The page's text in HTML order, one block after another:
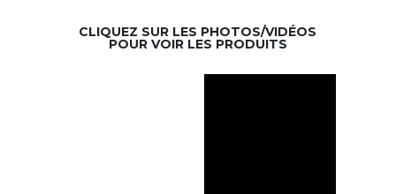
CLIQUEZ SUR LES PHOTOS/VIDÉOS
POUR VOIR LES PRODUITS